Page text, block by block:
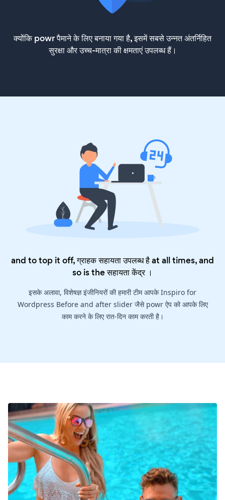
क्योंकि powr पैमाने के लिए बनाया गया है, इसमें सबसे उन्नत अंतर्निहित
सुरक्षा और उच्च-मात्रा की क्षमताएं उपलब्ध हैं।
and to top it off, ग्राहक सहायता उपलब्ध है at all times, and
so is theसहायता केंद्र।
इसके अलावा, विशेषज्ञ इंजीनियरों की हमारी टीम आपके Inspiro for
Wordpress Before and after slider जैसे powr ऐप को आपके लिए
काम करने के लिए रात-दिन काम करती है।